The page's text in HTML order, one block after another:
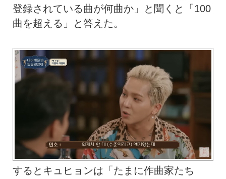
登録されている曲が何曲か」と聞くと「100
曲を超える」と答えた。
するとキュヒョンは「たまに作曲家たち